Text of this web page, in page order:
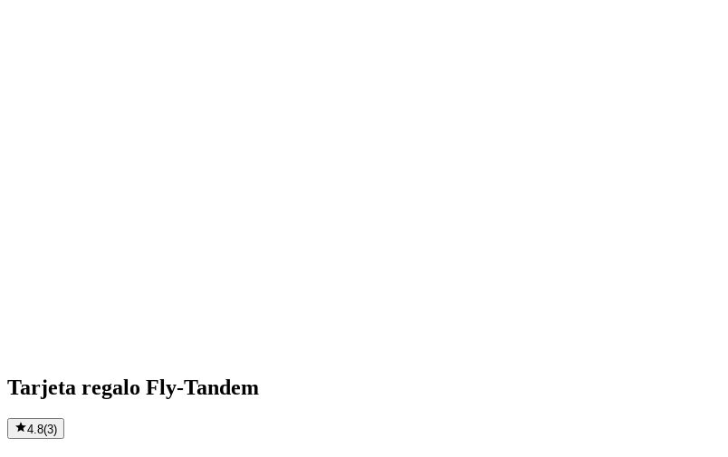
Tarjeta regalo Fly-Tandem
4.8(3)